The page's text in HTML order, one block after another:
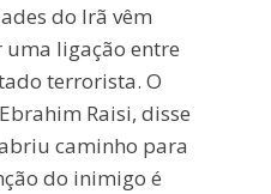
do Irã vêm
ligação entre
terrorista. O
Raisi, disse
caminho para
do inimigo é